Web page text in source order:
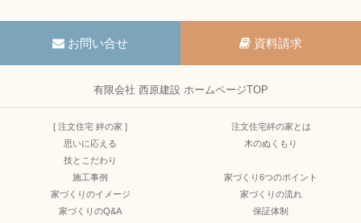
お問い合せ 資料請求
有限会社 西原建設 ホームページTOP
[ 注文住宅 絆の家 ]
注文住宅絆の家とは
思いに応える
木のぬくもり
技とこだわり
施工事例
家づくり6つのポイント
家づくりのイメージ
家づくりの流れ
家づくりのQ&A
保証体制